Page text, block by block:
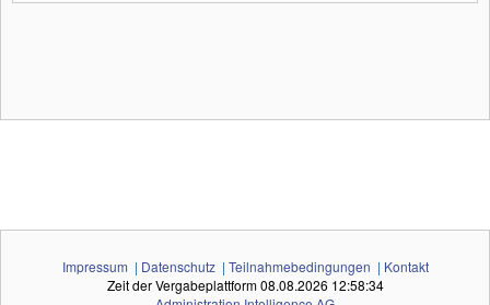
Impressum | Datenschutz| Teilnahmebedingungen | Kontakt
Zeit der Vergabeplattform 08.08.2026 12:58:34